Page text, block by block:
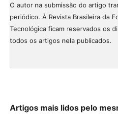
O autor na submissão do artigo
periódico. À Revista Brasileira da
Tecnológica ficam reservados os
todos os artigos nela publicados.
Artigos mais lidos pelo